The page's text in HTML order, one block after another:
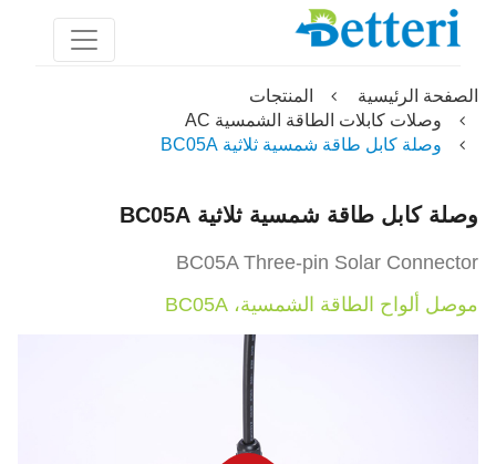
الصفحة الرئيسية
المنتجات
وصلات كابلات الطاقة الشمسية AC
وصلة كابل طاقة شمسية ثلاثية BC05A
وصلة كابل طاقة شمسية ثلاثية BC05A
BC05A Three-pin Solar Connector
موصل ألواح الطاقة الشمسية، BC05A